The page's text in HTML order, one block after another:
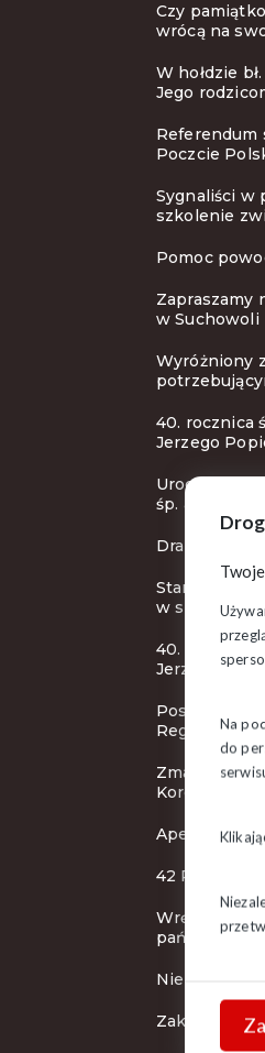
Na
do
Czy
wrócą na
W hołdzie
Jego
Referendum
Poczcie
Sygnaliści w
szkolenie
Pomoc
Zapraszamy
w Suchowoli
Wyróżniony
40. rocznica
Jerzego
Uroczystości
śp. abp.
Drapieżny
Stanowisko
w sprawie
40. rocznica
Jerzego
Posiedzenie
Regionu
Zmarła
Korolkiewicz
Apel o
42
Wręczenie
Nie żyje